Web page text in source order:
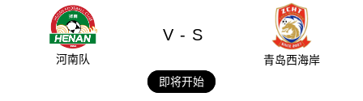
河南队
V - S
青岛西海岸
即将开始